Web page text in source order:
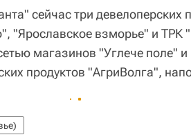
сейчас три девелоперских
"Ярославское взморье" и ТРК
магазинов "Углече поле"
продуктов "АгриВолга",